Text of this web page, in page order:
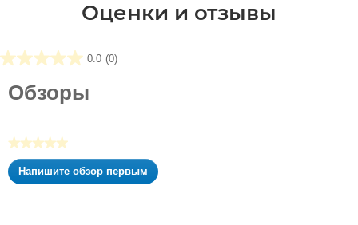
Оценки и отзывы
0.0 (0)
0.0
звезд.
Обзоры
★★★★★
Нет
оценки
Напишите обзор первым
.